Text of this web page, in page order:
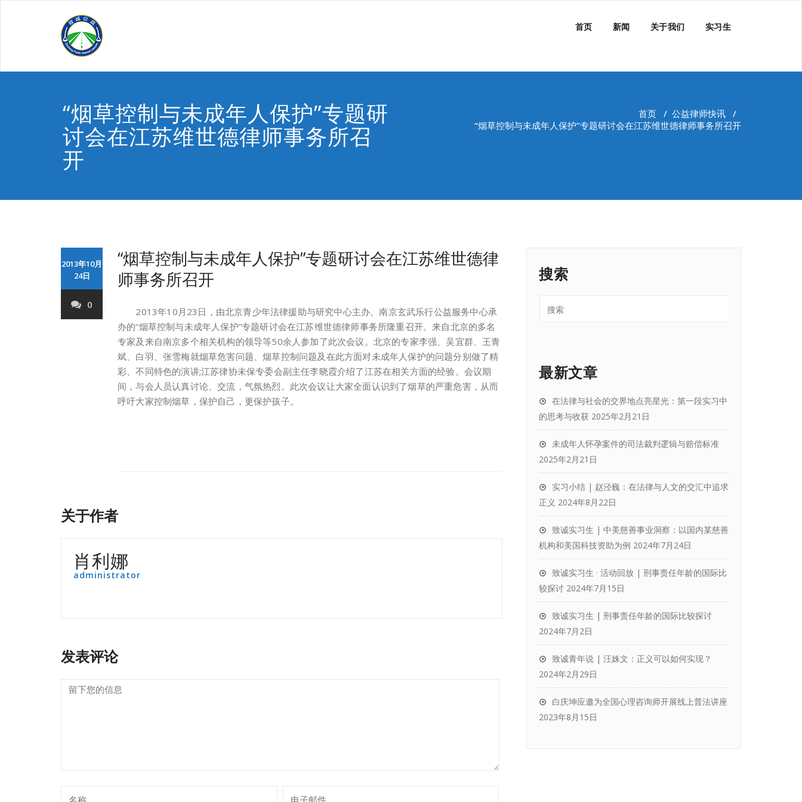
首页 新闻 关于我们 实习生
“烟草控制与未成年人保护”专题研
讨会在江苏维世德律师事务所召
开
首页 / 公益律师快讯 /
“烟草控制与未成年人保护”专题研讨会在江苏维世德律师事务所召开
2013年10月
24日
0
“烟草控制与未成年人保护”专题研讨会在江苏维世德律
师事务所召开
2013年10月23日，由北京青少年法律援助与研究中心主办、南京玄武乐行公益服务中心承
办的“烟草控制与未成年人保护”专题研讨会在江苏维世德律师事务所隆重召开。来自北京的多名
专家及来自南京多个相关机构的领导等50余人参加了此次会议。北京的专家李强、吴宜群、王青
斌、白羽、张雪梅就烟草危害问题、烟草控制问题及在此方面对未成年人保护的问题分别做了精
彩、不同特色的演讲;江苏律协未保专委会副主任李晓霞介绍了江苏在相关方面的经验。会议期
间，与会人员认真讨论、交流，气氛热烈。此次会议让大家全面认识到了烟草的严重危害，从而
呼吁大家控制烟草，保护自己，更保护孩子。
关于作者
肖利娜
administrator
发表评论
搜索
最新文章
在法律与社会的交界地点亮星光：第一段实习中
的思考与收获 2025年2月21日
未成年人怀孕案件的司法裁判逻辑与赔偿标准
2025年2月21日
实习小结 | 赵泾巍：在法律与人文的交汇中追求
正义 2024年8月22日
致诚实习生 | 中美慈善事业洞察：以国内某慈善
机构和美国科技资助为例 2024年7月24日
致诚实习生 · 活动回放 | 刑事责任年龄的国际比
较探讨 2024年7月15日
致诚实习生 | 刑事责任年龄的国际比较探讨
2024年7月2日
致诚青年说 | 汪姝文：正义可以如何实现？
2024年2月29日
白庆坤应邀为全国心理咨询师开展线上普法讲座
2023年8月15日